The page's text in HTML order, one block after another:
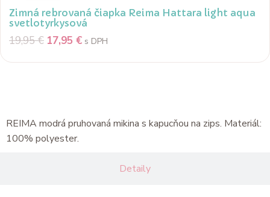
Zimná rebrovaná čiapka Reima Hattara light aqua
svetlotyrkysová
19,95€ 17,95 € s DPH
Detaily
REIMA modrá pruhovaná mikina s kapucňou na zips. Materiál:
100% polyester.